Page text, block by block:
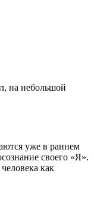
на небольшой
уже в раннем
своего «Я».
как